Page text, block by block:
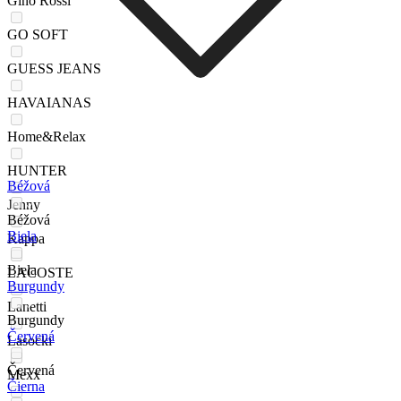
GO SOFT
GUESS JEANS
HAVAIANAS
Home&Relax
HUNTER
Jenny
Kappa
LACOSTE
Lanetti
Lasocki
Mexx
Béžová
Béžová
Biela
Biela
Burgundy
Burgundy
Červená
Červená
Čierna